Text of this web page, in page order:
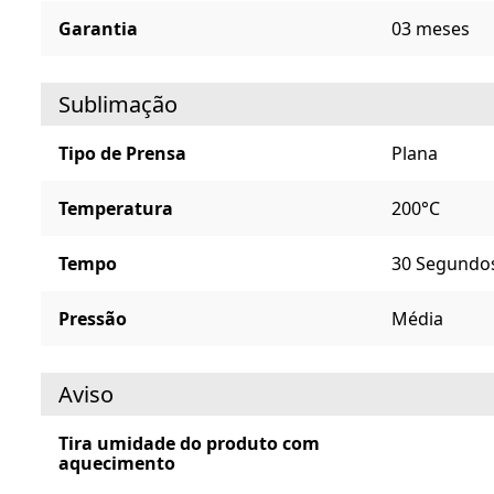
Garantia 03 meses
Sublimação
Tipo de Prensa Plana
Temperatura 200°C
Tempo 30
Pressão Média
Aviso
Tira umidade do produto com
aquecimento